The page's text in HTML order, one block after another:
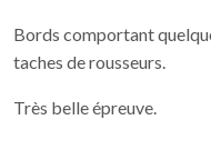
Bords comportant
taches de rousseurs.
Très belle épreuve.